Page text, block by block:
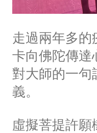
走過兩年多
卡向佛陀傳達
對大師的一句
義。
虛擬菩提許願